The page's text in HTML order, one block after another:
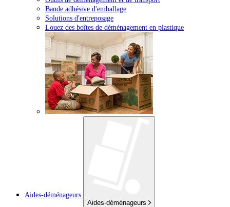
Bande adhésive d'emballage
Solutions d'entreposage
Louez des boîtes de déménagement en plastique
Aides-déménageurs
Aides-déménageurs